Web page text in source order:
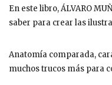
En este libro, ÁLVARO
saber para crear las
Anatomía comparada,
muchos trucos más para